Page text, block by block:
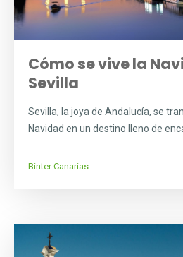
Cómo se vive la
Sevilla
Sevilla, la joya de Andalucía, se
Navidad en un destino lleno de
Binter Canarias